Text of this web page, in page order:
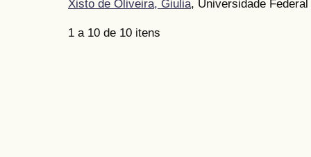
Xisto de Oliveira, Giulia, Universidade
1 a 10 de 10 itens